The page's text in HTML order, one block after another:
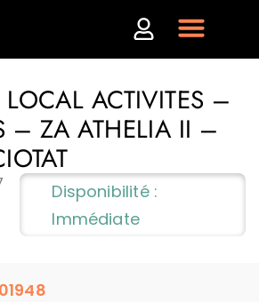
ACTIVITES –
– ZA ATHELIA II –
Disponibilité :
Immédiate